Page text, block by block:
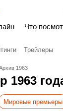
Что
Трейлеры
1963
1963
Мировые премьеры